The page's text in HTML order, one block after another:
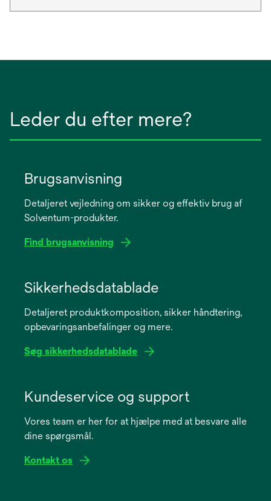
Leder du efter mere?
Brugsanvisning
Detaljeret vejledning om sikker og effektiv brug af
Solventum-produkter.
Find brugsanvisning
new
Sikkerhedsdatablade
Detaljeret produktkomposition, sikker håndtering,
opbevaringsanbefalinger og mere.
Søg sikkerhedsdatablade
new
Kundeservice og support
Vores team er her for at hjælpe med at besvare alle
dine spørgsmål.
Kontakt os